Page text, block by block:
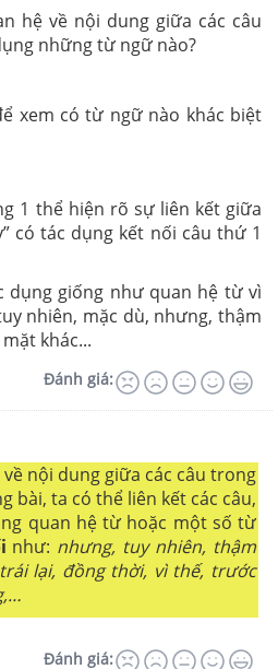
hệ về nội dung giữa các câu
những từ ngữ nào?
xem có từ ngữ nào khác biệt
1 thể hiện rõ sự liên kết giữa
có tác dụng kết nối câu thứ 1
dụng giống như quan hệ từ vì
nhiên, mặc dù, nhưng, thậm
khác...
Đánh giá:
nội dung giữa các câu trong
bài, ta có thể liên kết các câu,
quan hệ từ hoặc một số từ
như: nhưng, tuy nhiên, thậm
lại, đồng thời, vì thế, trước
Đánh giá: